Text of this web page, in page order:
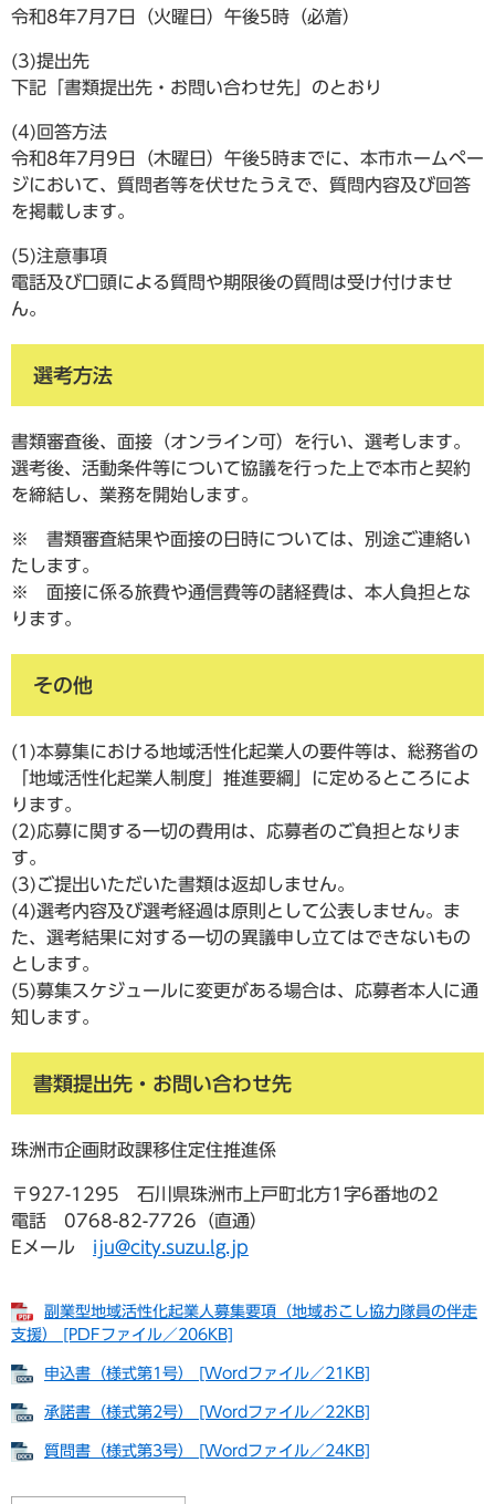
令和8年7月7日（火曜日）午後5時（必着）
(3)提出先
下記「書類提出先・お問い合わせ先」のとおり
(4)回答方法
令和8年7月9日（木曜日）午後5時までに、本市ホームペー
ジにおいて、質問者等を伏せたうえで、質問内容及び回答
を掲載します。
(5)注意事項
電話及び口頭による質問や期限後の質問は受け付けませ
ん。
選考方法
書類審査後、面接（オンライン可）を行い、選考します。
選考後、活動条件等について協議を行った上で本市と契約
を締結し、業務を開始します。
※ 書類審査結果や面接の日時については、別途ご連絡い
たします。
※ 面接に係る旅費や通信費等の諸経費は、本人負担とな
ります。
その他
(1)本募集における地域活性化起業人の要件等は、総務省の
「地域活性化起業人制度」推進要綱」に定めるところによ
ります。
(2)応募に関する一切の費用は、応募者のご負担となりま
す。
(3)ご提出いただいた書類は返却しません。
(4)選考内容及び選考経過は原則として公表しません。ま
た、選考結果に対する一切の異議申し立てはできないもの
とします。
(5)募集スケジュールに変更がある場合は、応募者本人に通
知します。
書類提出先・お問い合わせ先
珠洲市企画財政課移住定住推進係
〒927-1295 石川県珠洲市上戸町北方1字6番地の2
電話 0768-82-7726（直通）
Eメール iju@city.suzu.lg.jp
副業型地域活性化起業人募集要項（地域おこし協力隊員の伴走
支援） [PDFファイル／206KB]
申込書（様式第1号） [Wordファイル／21KB]
承諾書（様式第2号） [Wordファイル／22KB]
質問書（様式第3号） [Wordファイル／24KB]